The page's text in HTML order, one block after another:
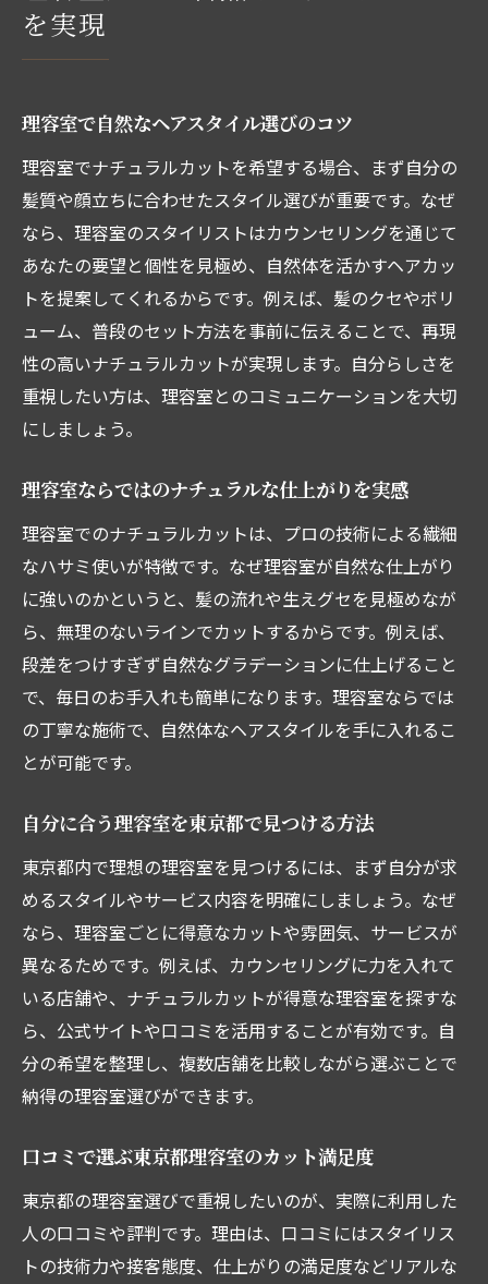
理容室は女性でも安心して利用できる理由
理容室のナチュラルカットが女性にも人気
理容室で女性がナチュラルヘアを楽しむ方
法
女性専用スペースのある理容室も増加中
理容室で叶える女性らしいナチュラルスタ
イル
を実現
理容室で自然なヘアスタイル選びのコツ
理容室でナチュラルカットを希望する場合、まず自分の
髪質や顔立ちに合わせたスタイル選びが重要です。なぜ
なら、理容室のスタイリストはカウンセリングを通じて
あなたの要望と個性を見極め、自然体を活かすヘアカッ
トを提案してくれるからです。例えば、髪のクセやボリ
ューム、普段のセット方法を事前に伝えることで、再現
性の高いナチュラルカットが実現します。自分らしさを
重視したい方は、理容室とのコミュニケーションを大切
にしましょう。
理容室ならではのナチュラルな仕上がりを実感
理容室でのナチュラルカットは、プロの技術による繊細
なハサミ使いが特徴です。なぜ理容室が自然な仕上がり
に強いのかというと、髪の流れや生えグセを見極めなが
ら、無理のないラインでカットするからです。例えば、
段差をつけすぎず自然なグラデーションに仕上げること
で、毎日のお手入れも簡単になります。理容室ならでは
の丁寧な施術で、自然体なヘアスタイルを手に入れるこ
とが可能です。
自分に合う理容室を東京都で見つける方法
東京都内で理想の理容室を見つけるには、まず自分が求
めるスタイルやサービス内容を明確にしましょう。なぜ
なら、理容室ごとに得意なカットや雰囲気、サービスが
異なるためです。例えば、カウンセリングに力を入れて
いる店舗や、ナチュラルカットが得意な理容室を探すな
ら、公式サイトや口コミを活用することが有効です。自
分の希望を整理し、複数店舗を比較しながら選ぶことで
納得の理容室選びができます。
口コミで選ぶ東京都理容室のカット満足度
東京都の理容室選びで重視したいのが、実際に利用した
人の口コミや評判です。理由は、口コミにはスタイリス
トの技術力や接客態度、仕上がりの満足度などリアルな